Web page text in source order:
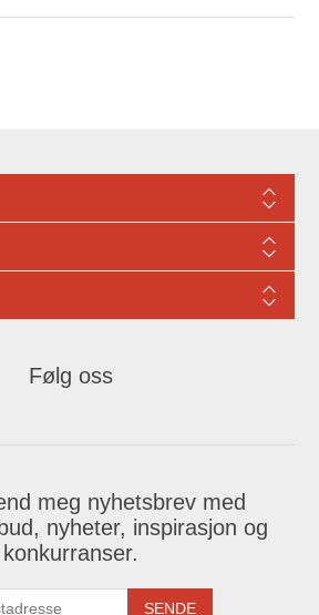
Følg oss
meg nyhetsbrev med
nyheter, inspirasjon og
konkurranser.
SENDE